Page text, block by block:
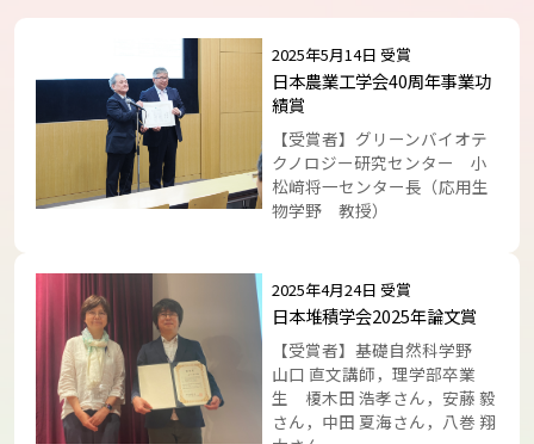
受賞･表彰
コラム･特集
トップに戻る
2025年5月14日 受賞
日本農業工学会40周年事業功
績賞
【受賞者】グリーンバイオテ
クノロジー研究センター 小
松﨑将一センター長（応用生
物学野 教授）
2025年4月24日 受賞
日本堆積学会2025年論文賞
【受賞者】基礎自然科学野
山口 直文講師，理学部卒業
生 榎木田 浩孝さん，安藤 毅
さん，中田 夏海さん，八巻 翔